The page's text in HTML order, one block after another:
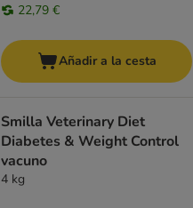
22,79 €
Añadir a la cesta
Smilla Veterinary Diet
Diabetes & Weight Control
vacuno
4 kg